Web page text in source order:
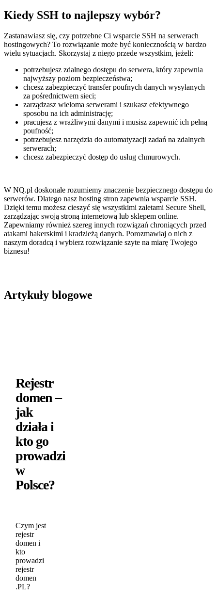
Kiedy SSH to najlepszy wybór?
Zastanawiasz się, czy potrzebne Ci wsparcie SSH na serwerach
hostingowych? To rozwiązanie może być koniecznością w bardzo
wielu sytuacjach. Skorzystaj z niego przede wszystkim, jeżeli:
potrzebujesz zdalnego dostępu do serwera, który zapewnia
najwyższy poziom bezpieczeństwa;
chcesz zabezpieczyć transfer poufnych danych wysyłanych
za pośrednictwem sieci;
zarządzasz wieloma serwerami i szukasz efektywnego
sposobu na ich administrację;
pracujesz z wrażliwymi danymi i musisz zapewnić ich pełną
poufność;
potrzebujesz narzędzia do automatyzacji zadań na zdalnych
serwerach;
chcesz zabezpieczyć dostęp do usług chmurowych.
W NQ.pl doskonale rozumiemy znaczenie bezpiecznego dostępu do
serwerów. Dlatego nasz hosting stron zapewnia wsparcie SSH.
Dzięki temu możesz cieszyć się wszystkimi zaletami Secure Shell,
zarządzając swoją stroną internetową lub sklepem online.
Zapewniamy również szereg innych rozwiązań chroniących przed
atakami hakerskimi i kradzieżą danych. Porozmawiaj o nich z
naszym doradcą i wybierz rozwiązanie szyte na miarę Twojego
biznesu!
Artykuły blogowe
Rejestr
domen –
jak
działa i
kto go
prowadzi
w
Polsce?
Czym jest
rejestr
domen i
kto
prowadzi
rejestr
domen
.PL?